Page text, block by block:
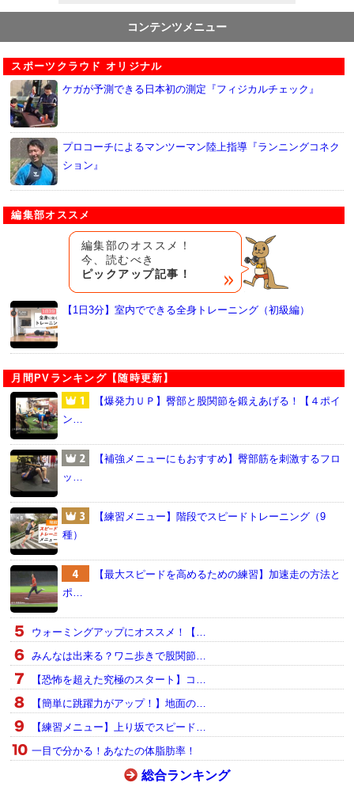
コンテンツメニュー
スポーツクラウド オリジナル
ケガが予測できる日本初の測定『フィジカルチェック』
プロコーチによるマンツーマン陸上指導『ランニングコネク
ション』
編集部オススメ
編集部のオススメ！
今、読むべき
ピックアップ記事！
【1日3分】室内でできる全身トレーニング（初級編）
月間PVランキング【随時更新】
【爆発力ＵＰ】臀部と股関節を鍛えあげる！【４ポイ
ン…
【補強メニューにもおすすめ】臀部筋を刺激するフロ
ッ…
【練習メニュー】階段でスピードトレーニング（9
種）
【最大スピードを高めるための練習】加速走の方法と
ポ…
ウォーミングアップにオススメ！【…
みんなは出来る？ワニ歩きで股関節…
【恐怖を超えた究極のスタート】コ…
【簡単に跳躍力がアップ！】地面の…
【練習メニュー】上り坂でスピード…
一目で分かる！あなたの体脂肪率！
総合ランキング